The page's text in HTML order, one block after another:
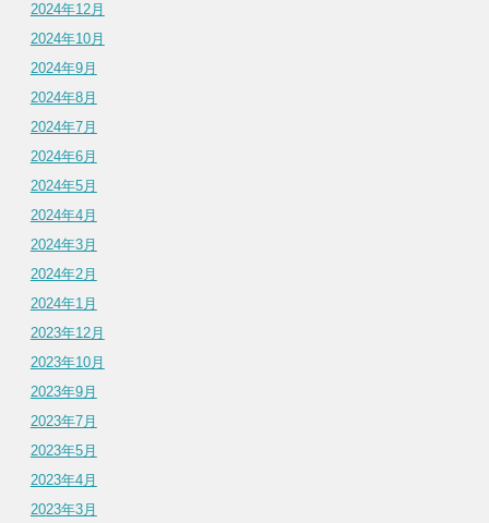
2024年12月
2024年10月
2024年9月
2024年8月
2024年7月
2024年6月
2024年5月
2024年4月
2024年3月
2024年2月
2024年1月
2023年12月
2023年10月
2023年9月
2023年7月
2023年5月
2023年4月
2023年3月